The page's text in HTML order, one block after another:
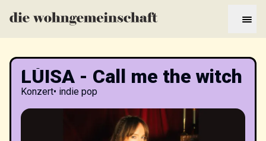
LÙISA - Call me the witch
Konzert• indie pop